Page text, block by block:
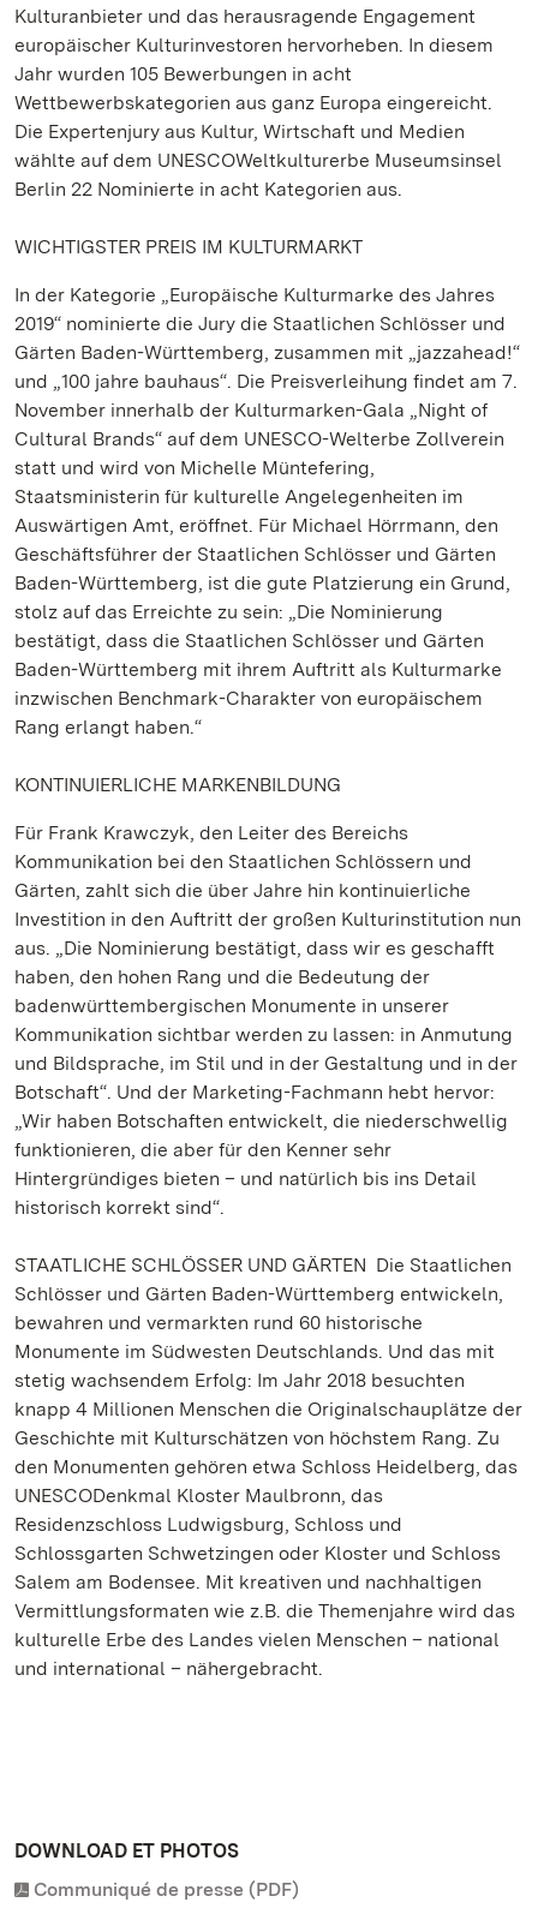
Kulturanbieter und das herausragende Engagement
europäischer Kulturinvestoren hervorheben. In diesem
Jahr wurden 105 Bewerbungen in acht
Wettbewerbskategorien aus ganz Europa eingereicht.
Die Expertenjury aus Kultur, Wirtschaft und Medien
wählte auf dem UNESCOWeltkulturerbe Museumsinsel
Berlin 22 Nominierte in acht Kategorien aus.
WICHTIGSTER PREIS IM KULTURMARKT
In der Kategorie „Europäische Kulturmarke des Jahres
2019“ nominierte die Jury die Staatlichen Schlösser und
Gärten Baden-Württemberg, zusammen mit „jazzahead!“
und „100 jahre bauhaus“. Die Preisverleihung findet am 7.
November innerhalb der Kulturmarken-Gala „Night of
Cultural Brands“ auf dem UNESCO-Welterbe Zollverein
statt und wird von Michelle Müntefering,
Staatsministerin für kulturelle Angelegenheiten im
Auswärtigen Amt, eröffnet. Für Michael Hörrmann, den
Geschäftsführer der Staatlichen Schlösser und Gärten
Baden-Württemberg, ist die gute Platzierung ein Grund,
stolz auf das Erreichte zu sein: „Die Nominierung
bestätigt, dass die Staatlichen Schlösser und Gärten
Baden-Württemberg mit ihrem Auftritt als Kulturmarke
inzwischen Benchmark-Charakter von europäischem
Rang erlangt haben.“
KONTINUIERLICHE MARKENBILDUNG
Für Frank Krawczyk, den Leiter des Bereichs
Kommunikation bei den Staatlichen Schlössern und
Gärten, zahlt sich die über Jahre hin kontinuierliche
Investition in den Auftritt der großen Kulturinstitution nun
aus. „Die Nominierung bestätigt, dass wir es geschafft
haben, den hohen Rang und die Bedeutung der
badenwürttembergischen Monumente in unserer
Kommunikation sichtbar werden zu lassen: in Anmutung
und Bildsprache, im Stil und in der Gestaltung und in der
Botschaft“. Und der Marketing-Fachmann hebt hervor:
„Wir haben Botschaften entwickelt, die niederschwellig
funktionieren, die aber für den Kenner sehr
Hintergründiges bieten – und natürlich bis ins Detail
historisch korrekt sind“.
STAATLICHE SCHLÖSSER UND GÄRTEN Die Staatlichen
Schlösser und Gärten Baden-Württemberg entwickeln,
bewahren und vermarkten rund 60 historische
Monumente im Südwesten Deutschlands. Und das mit
stetig wachsendem Erfolg: Im Jahr 2018 besuchten
knapp 4 Millionen Menschen die Originalschauplätze der
Geschichte mit Kulturschätzen von höchstem Rang. Zu
den Monumenten gehören etwa Schloss Heidelberg, das
UNESCODenkmal Kloster Maulbronn, das
Residenzschloss Ludwigsburg, Schloss und
Schlossgarten Schwetzingen oder Kloster und Schloss
Salem am Bodensee. Mit kreativen und nachhaltigen
Vermittlungsformaten wie z.B. die Themenjahre wird das
kulturelle Erbe des Landes vielen Menschen – national
und international – nähergebracht.
DOWNLOAD ET PHOTOS
Communiqué de presse (PDF)